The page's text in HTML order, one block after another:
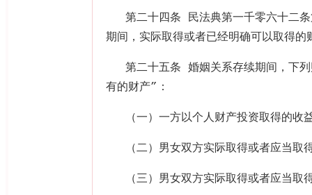
第二十四条 民法典第一千零六十二
期间，实际取得或者已经明确可以取得的
第二十五条 婚姻关系存续期间，下
有的财产” ：
（一）一方以个人财产投资取得的收
（二）男女双方实际取得或者应当取
（三）男女双方实际取得或者应当